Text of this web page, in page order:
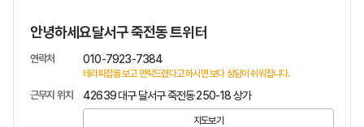
안녕하세요달서구 죽전동 트위터
연락처 010-7923-7384
테라피잡를 보고 연락드렸다고 하시면 보다 상담이 쉬워집니다.
근무지 위치 42639 대구 달서구 죽전동 250-18 상가
지도보기